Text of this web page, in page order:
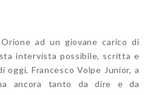
ad un giovane carico di
intervista possibile, scritta e
oggi, Francesco Volpe Junior, a
ancora tanto da dire e da